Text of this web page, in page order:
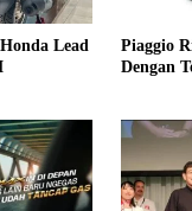
Lead
Piaggio
Dengan